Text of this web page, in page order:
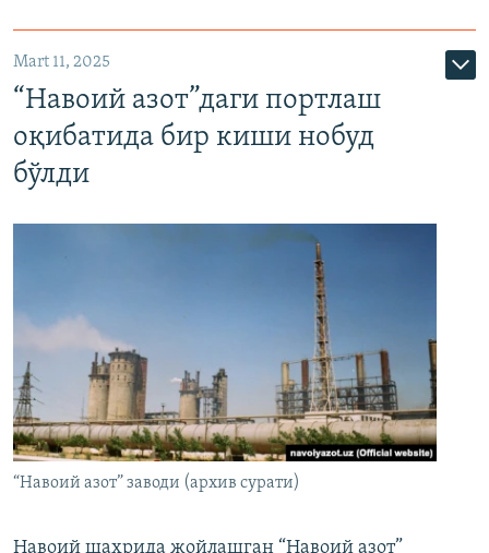
Mart 11, 2025
“Навоий азот”даги портлаш
оқибатида бир киши нобуд
бўлди
“Навоий азот” заводи (архив сурати)
Навоий шаҳрида жойлашган “Навоий азот”